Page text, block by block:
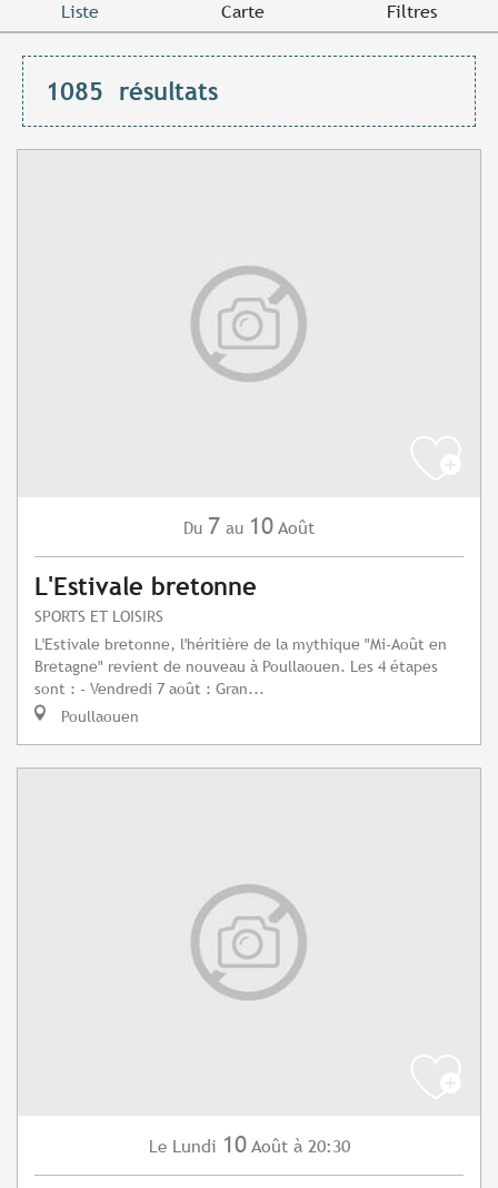
Liste Carte Filtres
1085 résultats
Du 7 au 10 Août
L'Estivale bretonne
SPORTS ET LOISIRS
L'Estivale bretonne, l'héritière de la mythique "Mi-Août en
Bretagne" revient de nouveau à Poullaouen. Les 4 étapes
sont : - Vendredi 7 août : Gran...
Poullaouen
Le Lundi 10 Août à 20:30